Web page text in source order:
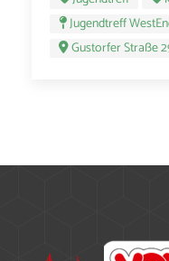
Jugendtreff
Gustorfer Straße